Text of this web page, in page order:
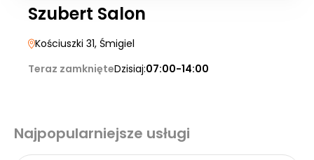
Szubert Salon
Kościuszki 31, Śmigiel
Teraz zamknięteDzisiaj:07:00-14:00
Najpopularniejsze usługi